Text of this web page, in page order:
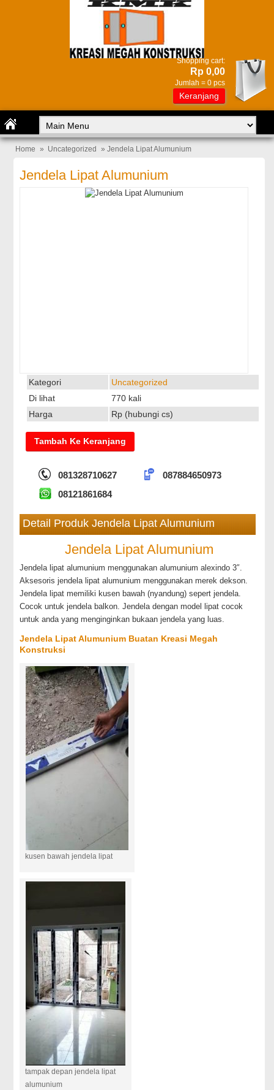
Shopping cart:
Rp 0,00
Jumlah = 0 pcs
Keranjang
Home » Uncategorized » Jendela Lipat Alumunium
Jendela Lipat Alumunium
Kategori
Uncategorized
Di lihat
770 kali
Harga
Rp (hubungi cs)
081328710627
087884650973
08121861684
Detail Produk Jendela Lipat Alumunium
Jendela Lipat Alumunium
Jendela lipat alumunium menggunakan alumunium alexindo 3″.
Aksesoris jendela lipat alumunium menggunakan merek dekson.
Jendela lipat memiliki kusen bawah (nyandung) sepert jendela.
Cocok untuk jendela balkon. Jendela dengan model lipat cocok
untuk anda yang menginginkan bukaan jendela yang luas.
Jendela Lipat Alumunium Buatan Kreasi Megah
Konstruksi
kusen bawah jendela lipat
tampak depan jendela lipat
alumunium